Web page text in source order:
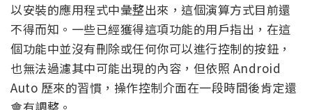
以安裝的應用程式中彙整出來，這個演算方式目前還
不得而知。一些已經獲得這項功能的用戶指出，在這
個功能中並沒有刪除或任何你可以進行控制的按鈕，
也無法過濾其中可能出現的內容，但依照 Android
Auto 歷來的習慣，操作控制介面在一段時間後肯定還